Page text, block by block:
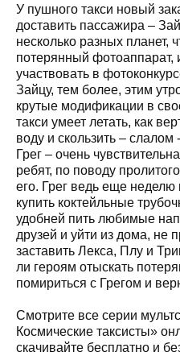
У пушного такси новый
доставить пассажира –
несколько разных планет,
потерянный фотоаппарат,
участвовать в
Зайцу, тем более, этим
крутые модификации в
такси умеет летать, как
воду и скользить –
Грег – очень
ребят, по поводу
его. Грег ведь еще неделю
купить коктейльные
удобней пить любимые
друзей и уйти из дома, не
заставить Лекса, Плу и
ли героям отыскать
помириться с Грегом и
Смотрите все серии
Космические таксисты»
скачивайте бесплатно и